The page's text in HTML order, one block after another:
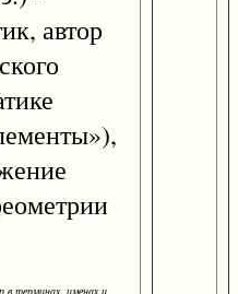
автор
терминах, именах и